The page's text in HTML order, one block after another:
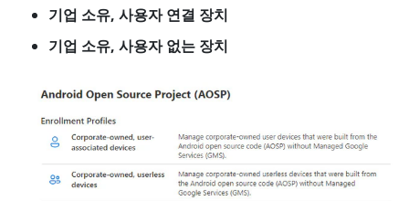
기업 소유, 사용자 연결 장치
기업 소유, 사용자 없는 장치